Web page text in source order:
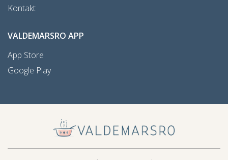
Kontakt
VALDEMARSRO APP
App Store
Google Play